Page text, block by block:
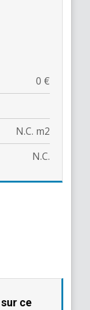
0 €
N.C. m2
N.C.
ce